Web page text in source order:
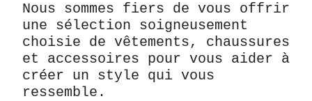
Nous sommes fiers de vous offrir
une sélection soigneusement
choisie de vêtements, chaussures
et accessoires pour vous aider à
créer un style qui vous
ressemble.